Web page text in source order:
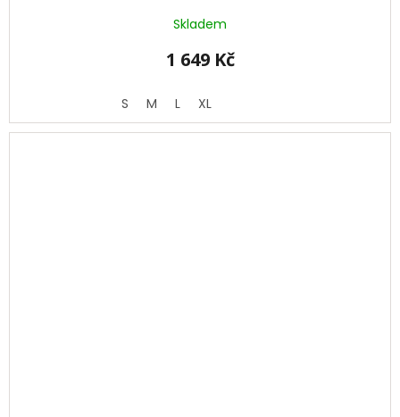
Skladem
1 649 Kč
S M L XL